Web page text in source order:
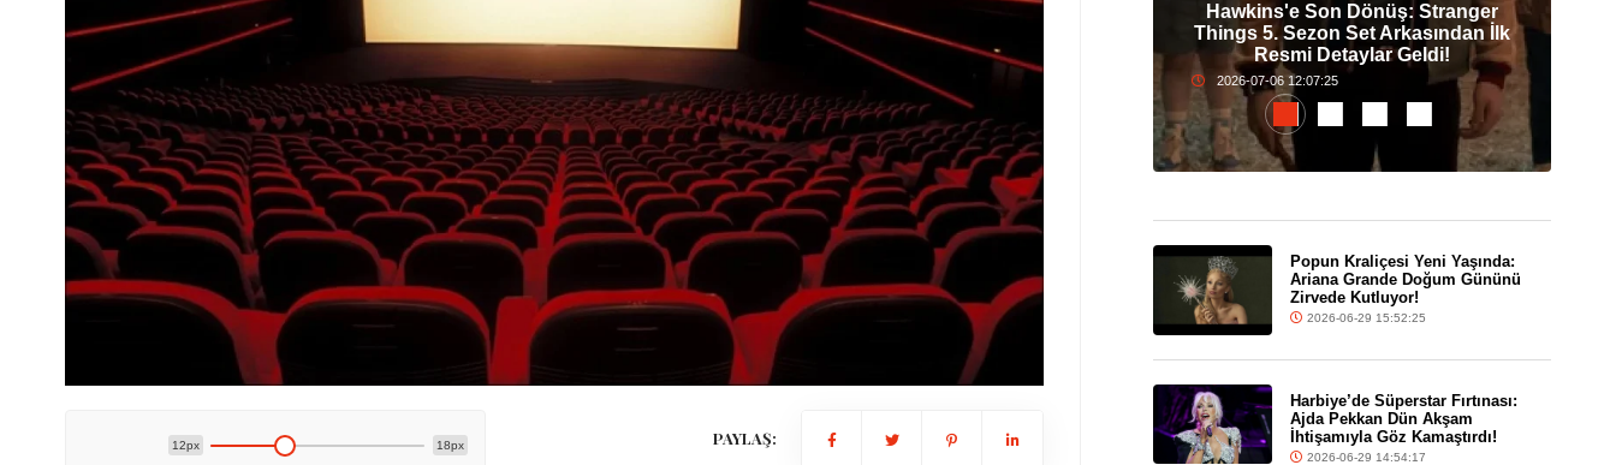
12px 18px PAYLAŞ:
Scorpions İstanbul Konserinde 60. Yıl
Coşkusu: Tüpraş Stadyumu'nda
Unutulmaz Gece
2026-06-26 09:59:06
Hawkins'e Son Dönüş: Stranger
Things 5. Sezon Set Arkasından İlk
Resmi Detaylar Geldi!
2026-07-06 12:07:25
Popun Kraliçesi Yeni Yaşında:
Ariana Grande Doğum Gününü
Zirvede Kutluyor!
2026-06-29 15:52:25
Harbiye’de Süperstar Fırtınası:
Ajda Pekkan Dün Akşam
İhtişamıyla Göz Kamaştırdı!
2026-06-29 14:54:17